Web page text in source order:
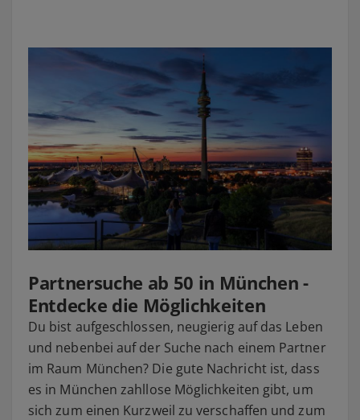
Partnersuche ab 50 in München -
Entdecke die Möglichkeiten
Du bist aufgeschlossen, neugierig auf das Leben
und nebenbei auf der Suche nach einem Partner
im Raum München? Die gute Nachricht ist, dass
es in München zahllose Möglichkeiten gibt, um
sich zum einen Kurzweil zu verschaffen und zum